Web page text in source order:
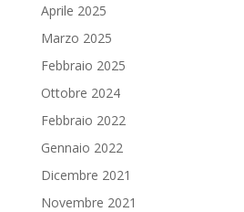
Aprile 2025
Marzo 2025
Febbraio 2025
Ottobre 2024
Febbraio 2022
Gennaio 2022
Dicembre 2021
Novembre 2021